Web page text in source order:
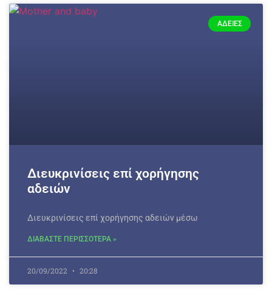
ΆΔΕΙΕΣ
Διευκρινίσεις επί χορήγησης
αδειών
Διευκρινίσεις επί χορήγησης αδειών μέσω
ΔΙΑΒΑΣΤΕ ΠΕΡΙΣΣΟΤΕΡΑ »
20/09/2022 20:28